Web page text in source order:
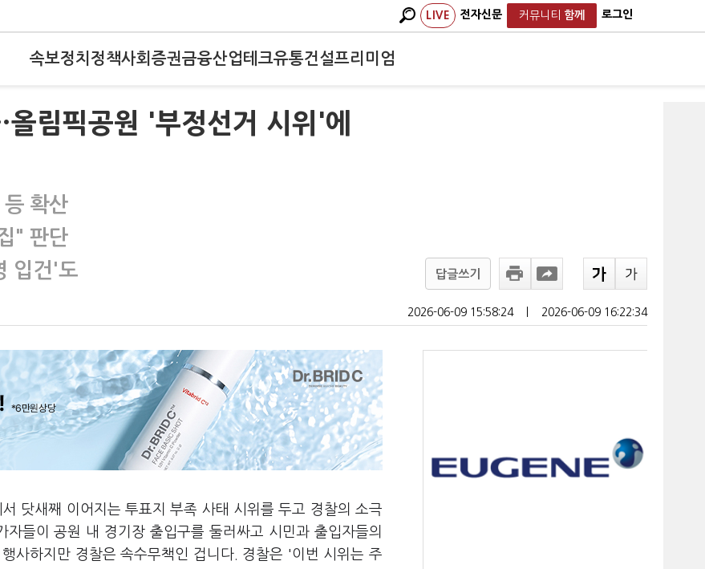
LIVE 전자신문 커뮤니티 함께 로그인
속보정치 정책사회 증권금융산업테크유통건설프리미엄
림픽공원 '부정선거 시위'에
확산
" 판단
입건'도
답글쓰기
2026-06-09 15:58:24 2026-06-09 16:22:34
닷새째 이어지는 투표지 부족 사태 시위를 두고 경찰의 소극
들이 공원 내 경기장 출입구를 둘러싸고 시민과 출입자들의
사하지만 경찰은 속수무책인 겁니다. 경찰은 '이번 시위는 주